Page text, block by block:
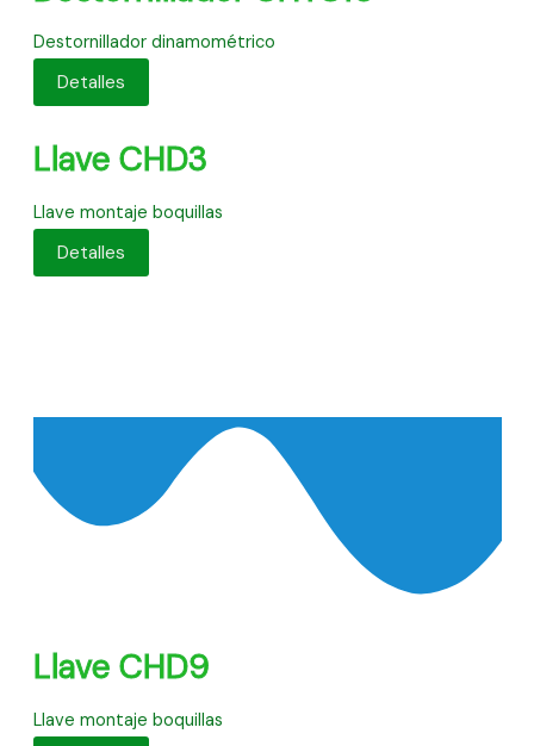
Destornillador dinamométrico
Detalles
Llave CHD3
Llave montaje boquillas
Detalles
Llave CHD9
Llave montaje boquillas